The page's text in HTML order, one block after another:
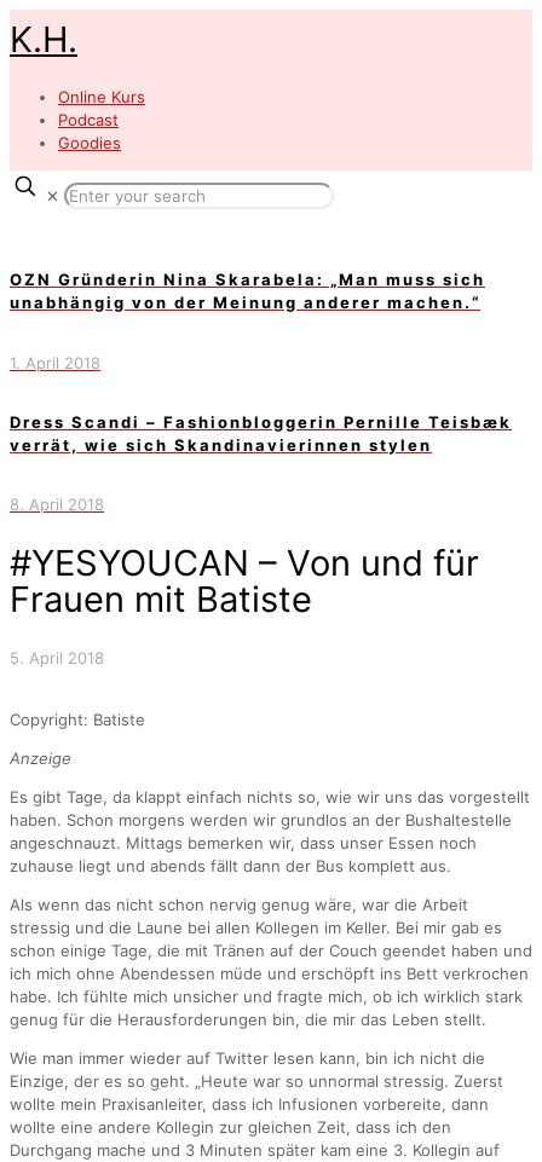
K.H.
Online Kurs
Podcast
Goodies
✕
OZN Gründerin Nina Skarabela: „Man muss sich
unabhängig von der Meinung anderer machen.“
1. April 2018
Dress Scandi – Fashionbloggerin Pernille Teisbæk
verrät, wie sich Skandinavierinnen stylen
8. April 2018
#YESYOUCAN – Von und für
Frauen mit Batiste
5. April 2018
Copyright: Batiste
Anzeige
Es gibt Tage, da klappt einfach nichts so, wie wir uns das vorgestellt
haben. Schon morgens werden wir grundlos an der Bushaltestelle
angeschnauzt. Mittags bemerken wir, dass unser Essen noch
zuhause liegt und abends fällt dann der Bus komplett aus.
Als wenn das nicht schon nervig genug wäre, war die Arbeit
stressig und die Laune bei allen Kollegen im Keller. Bei mir gab es
schon einige Tage, die mit Tränen auf der Couch geendet haben und
ich mich ohne Abendessen müde und erschöpft ins Bett verkrochen
habe. Ich fühlte mich unsicher und fragte mich, ob ich wirklich stark
genug für die Herausforderungen bin, die mir das Leben stellt.
Wie man immer wieder auf Twitter lesen kann, bin ich nicht die
Einzige, der es so geht. „Heute war so unnormal stressig. Zuerst
wollte mein Praxisanleiter, dass ich Infusionen vorbereite, dann
wollte eine andere Kollegin zur gleichen Zeit, dass ich den
Durchgang mache und 3 Minuten später kam eine 3. Kollegin auf